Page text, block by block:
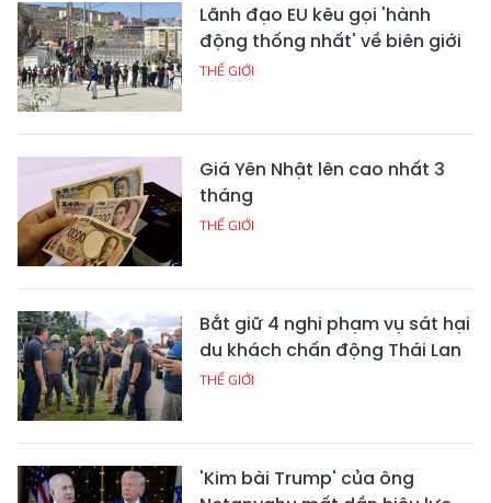
Lãnh đạo EU kêu gọi 'hành
động thống nhất' về biên giới
THẾ GIỚI
Giá Yên Nhật lên cao nhất 3
tháng
THẾ GIỚI
Bắt giữ 4 nghi phạm vụ sát hại
du khách chấn động Thái Lan
THẾ GIỚI
'Kim bài Trump' của ông